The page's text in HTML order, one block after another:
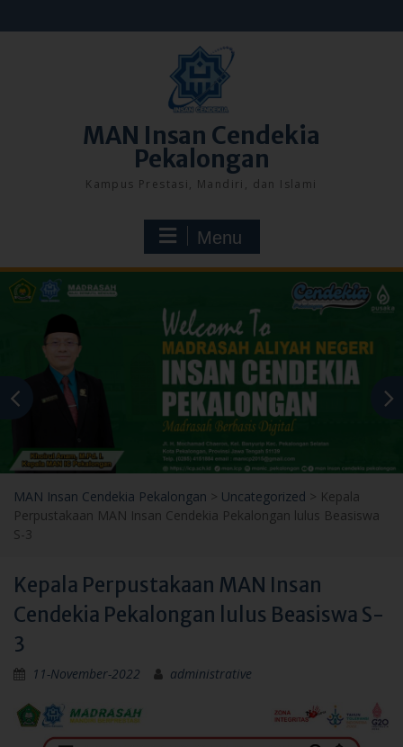
to
MAN Insan Cendekia
Pekalongan
Kampus Prestasi, Mandiri, dan Islami
Menu
MAN Insan Cendekia Pekalongan>Uncategorized
S-3
Cendekia Pekalongan lulus Beasiswa S-
3